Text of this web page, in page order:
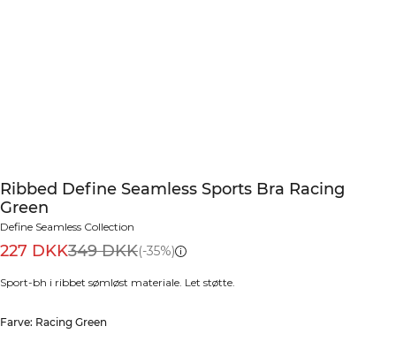
Ribbed Define Seamless Sports Bra Racing
Green
Define Seamless Collection
227 DKK349 DKK(-35%)
Sport-bh i ribbet sømløst materiale. Let støtte.
Farve: Racing Green